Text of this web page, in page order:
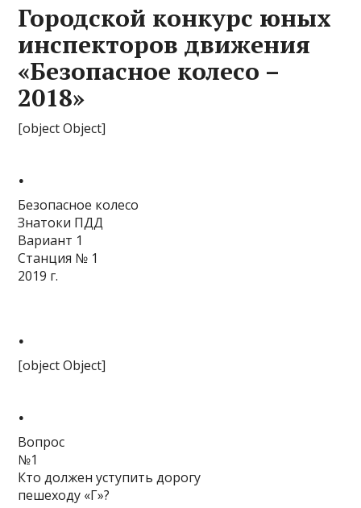
Городской конкурс юных
инспекторов движения
«Безопасное колесо –
2018»
[object Object]
.
Безопасное колесо
Знатоки ПДД
Вариант 1
Станция № 1
2019 г.
.
[object Object]
.
Вопрос
№1
Кто должен уступить дорогу
пешеходу «Г»?